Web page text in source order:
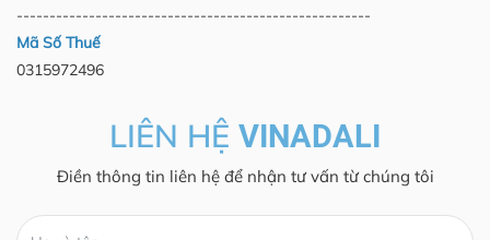
------------------------------------------------------
Mã Số Thuế
0315972496
LIÊN HỆ VINADALI
Điền thông tin liên hệ để nhận tư vấn từ chúng tôi